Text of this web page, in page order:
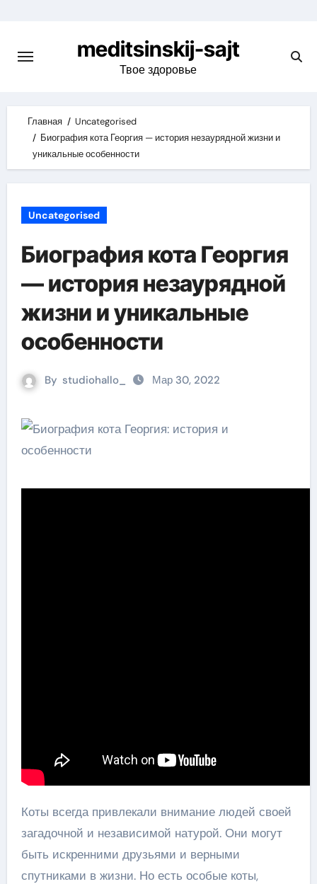
content
meditsinskij-sajt
Твое здоровье
Главная
Uncategorised
Биография кота Георгия — история незаурядной жизни и
уникальные особенности
Uncategorised
Биография кота Георгия
— история незаурядной
жизни и уникальные
особенности
By studiohallo_ Мар 30, 2022
Коты всегда привлекали внимание людей своей
загадочной и независимой натурой. Они могут
быть искренними друзьями и верными
спутниками в жизни. Но есть особые коты,